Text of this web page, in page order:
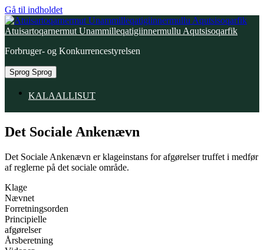
Gå til indholdet
Atuisartoqarnermut Unammilleqatigiinnermullu Aqutsisoqarfik
Forbruger- og Konkurrencestyrelsen
Sprog Sprog
KALAALLISUT
Det Sociale Ankenævn
Det Sociale Ankenævn er klageinstans for afgørelser truffet i medfør
af reglerne på det sociale område.
Klage
Nævnet
Forretningsorden
Principielle
afgørelser
Årsberetning